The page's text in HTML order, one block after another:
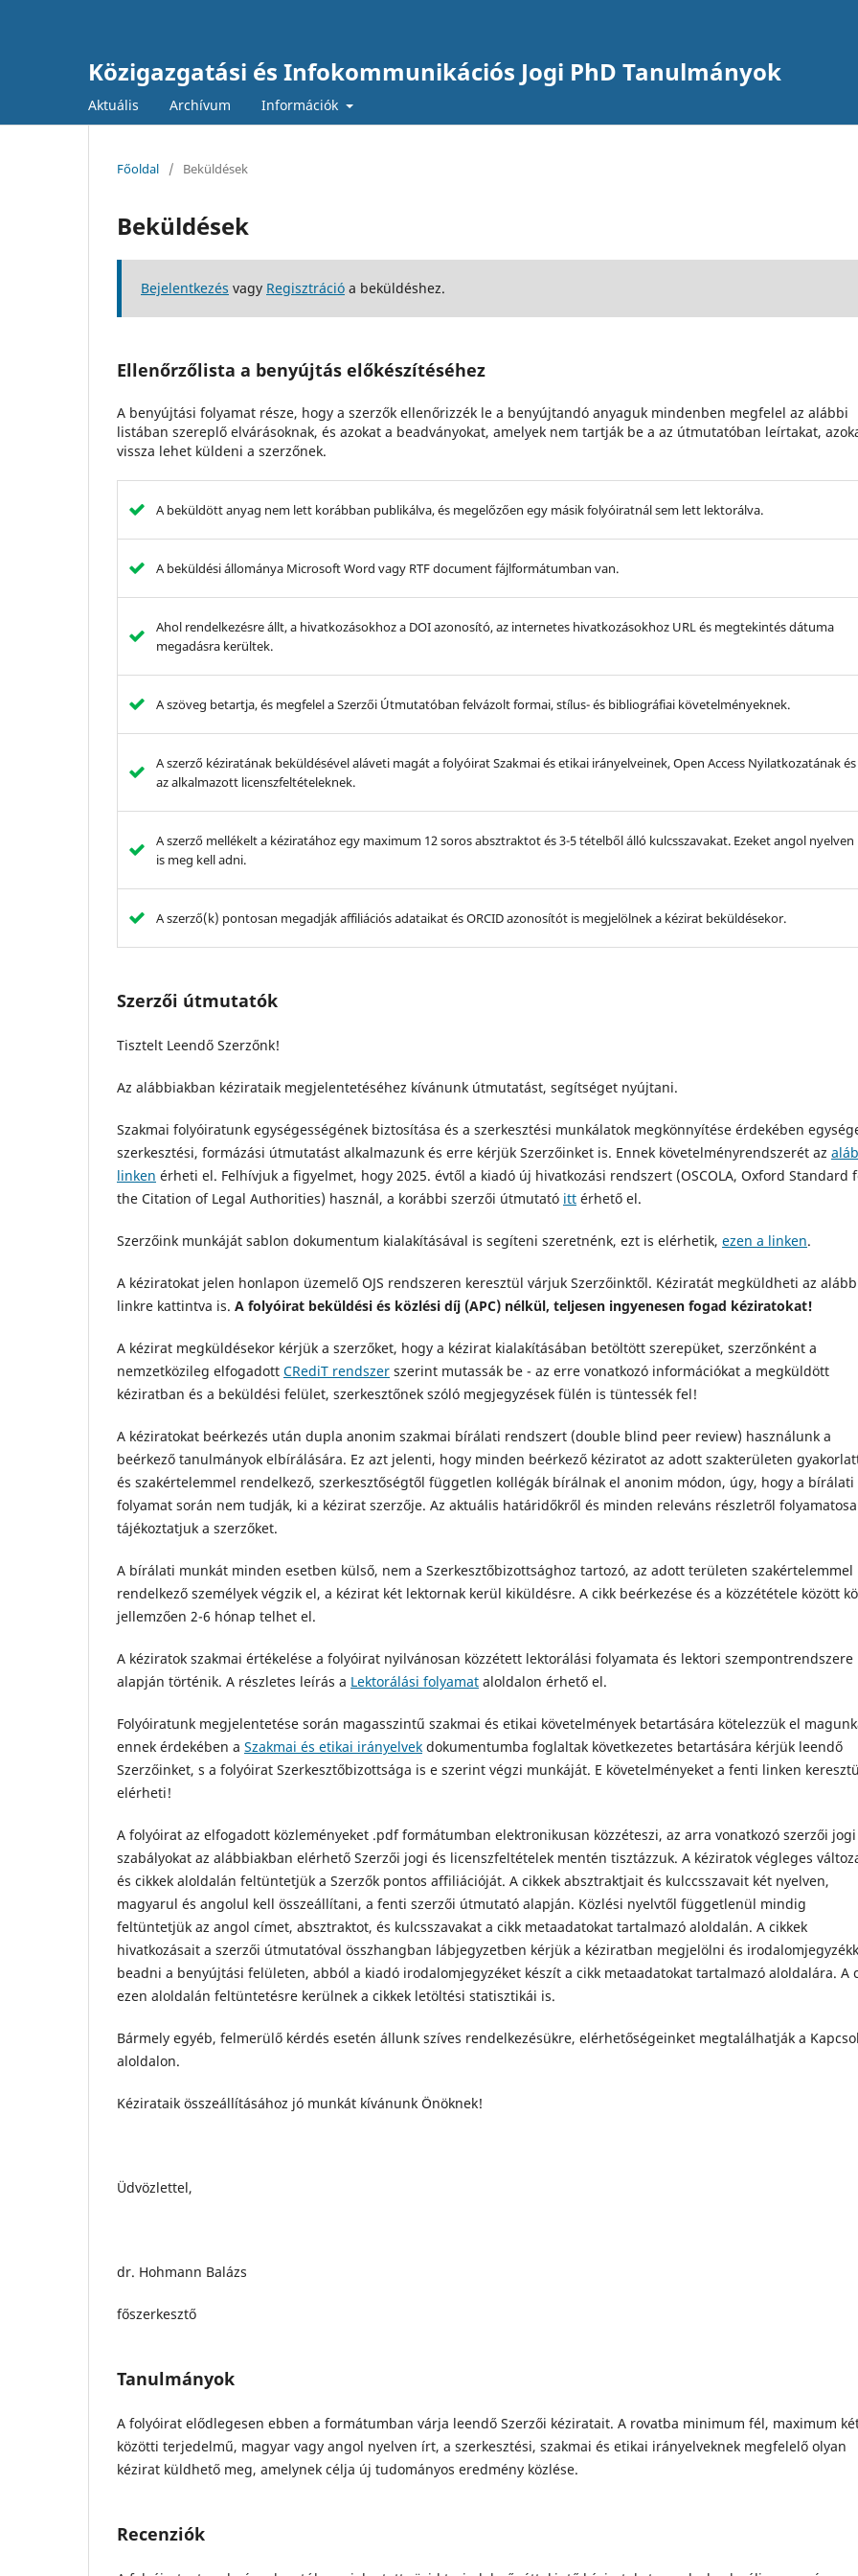
Közigazgatási és Infokommunikációs Jogi PhD Tanulmányok
Aktuális Archívum Információk
Főoldal / Beküldések
Beküldések
Bejelentkezés vagy Regisztráció a beküldéshez.
Ellenőrzőlista a benyújtás előkészítéséhez
A benyújtási folyamat része, hogy a szerzők ellenőrizzék le a benyújtandó anyaguk mindenben megfelel az alábbi
listában szereplő elvárásoknak, és azokat a beadványokat, amelyek nem tartják be a az útmutatóban leírtakat,
vissza lehet küldeni a szerzőnek.
A beküldött anyag nem lett korábban publikálva, és megelőzően egy másik folyóiratnál sem lett lektorálva.
A beküldési állománya Microsoft Word vagy RTF document fájlformátumban van.
Ahol rendelkezésre állt, a hivatkozásokhoz a DOI azonosító, az internetes hivatkozásokhoz URL és megtekintés dátuma
megadásra kerültek.
A szöveg betartja, és megfelel a Szerzői Útmutatóban felvázolt formai, stílus- és bibliográfiai követelményeknek.
A szerző kéziratának beküldésével aláveti magát a folyóirat Szakmai és etikai irányelveinek, Open Access Nyilatkozatának és
az alkalmazott licenszfeltételeknek.
A szerző mellékelt a kéziratához egy maximum 12 soros absztraktot és 3-5 tételből álló kulcsszavakat. Ezeket angol nyelven
is meg kell adni.
A szerző(k) pontosan megadják affiliációs adataikat és ORCID azonosítót is megjelölnek a kézirat beküldésekor.
Szerzői útmutatók
Tisztelt Leendő Szerzőnk!
Az alábbiakban kézirataik megjelentetéséhez kívánunk útmutatást, segítséget nyújtani.
Szakmai folyóiratunk egységességének biztosítása és a szerkesztési munkálatok megkönnyítése érdekében
szerkesztési, formázási útmutatást alkalmazunk és erre kérjük Szerzőinket is. Ennek követelményrendszerét az
linken érheti el. Felhívjuk a figyelmet, hogy 2025. évtől a kiadó új hivatkozási rendszert (OSCOLA, Oxford Standard
the Citation of Legal Authorities) használ, a korábbi szerzői útmutató itt érhető el.
Szerzőink munkáját sablon dokumentum kialakításával is segíteni szeretnénk, ezt is elérhetik, ezen a linken.
A kéziratokat jelen honlapon üzemelő OJS rendszeren keresztül várjuk Szerzőinktől. Kéziratát megküldheti az
linkre kattintva is. A folyóirat beküldési és közlési díj (APC) nélkül, teljesen ingyenesen fogad kéziratokat!
A kézirat megküldésekor kérjük a szerzőket, hogy a kézirat kialakításában betöltött szerepüket, szerzőnként a
nemzetközileg elfogadott CRediT rendszer szerint mutassák be - az erre vonatkozó információkat a megküldött
kéziratban és a beküldési felület, szerkesztőnek szóló megjegyzések fülén is tüntessék fel!
A kéziratokat beérkezés után dupla anonim szakmai bírálati rendszert (double blind peer review) használunk a
beérkező tanulmányok elbírálására. Ez azt jelenti, hogy minden beérkező kéziratot az adott szakterületen
és szakértelemmel rendelkező, szerkesztőségtől független kollégák bírálnak el anonim módon, úgy, hogy a bírálati
folyamat során nem tudják, ki a kézirat szerzője. Az aktuális határidőkről és minden releváns részletről
tájékoztatjuk a szerzőket.
A bírálati munkát minden esetben külső, nem a Szerkesztőbizottsághoz tartozó, az adott területen szakértelemmel
rendelkező személyek végzik el, a kézirat két lektornak kerül kiküldésre. A cikk beérkezése és a közzététele között
jellemzően 2-6 hónap telhet el.
A kéziratok szakmai értékelése a folyóirat nyilvánosan közzétett lektorálási folyamata és lektori szempontrendszere
alapján történik. A részletes leírás a Lektorálási folyamat aloldalon érhető el.
Folyóiratunk megjelentetése során magasszintű szakmai és etikai követelmények betartására kötelezzük el
ennek érdekében a Szakmai és etikai irányelvek dokumentumba foglaltak következetes betartására kérjük leendő
Szerzőinket, s a folyóirat Szerkesztőbizottsága is e szerint végzi munkáját. E követelményeket a fenti linken
elérheti!
A folyóirat az elfogadott közleményeket .pdf formátumban elektronikusan közzéteszi, az arra vonatkozó szerzői jogi
szabályokat az alábbiakban elérhető Szerzői jogi és licenszfeltételek mentén tisztázzuk. A kéziratok végleges
és cikkek aloldalán feltüntetjük a Szerzők pontos affiliációját. A cikkek absztraktjait és kulccsszavait két nyelven,
magyarul és angolul kell összeállítani, a fenti szerzői útmutató alapján. Közlési nyelvtől függetlenül mindig
feltüntetjük az angol címet, absztraktot, és kulcsszavakat a cikk metaadatokat tartalmazó aloldalán. A cikkek
hivatkozásait a szerzői útmutatóval összhangban lábjegyzetben kérjük a kéziratban megjelölni és
beadni a benyújtási felületen, abból a kiadó irodalomjegyzéket készít a cikk metaadatokat tartalmazó aloldalára. A
ezen aloldalán feltüntetésre kerülnek a cikkek letöltési statisztikái is.
Bármely egyéb, felmerülő kérdés esetén állunk szíves rendelkezésükre, elérhetőségeinket megtalálhatják a
aloldalon.
Kézirataik összeállításához jó munkát kívánunk Önöknek!
Üdvözlettel,
dr. Hohmann Balázs
főszerkesztő
Tanulmányok
A folyóirat elődlegesen ebben a formátumban várja leendő Szerzői kéziratait. A rovatba minimum fél, maximum
közötti terjedelmű, magyar vagy angol nyelven írt, a szerkesztési, szakmai és etikai irányelveknek megfelelő olyan
kézirat küldhető meg, amelynek célja új tudományos eredmény közlése.
Recenziók